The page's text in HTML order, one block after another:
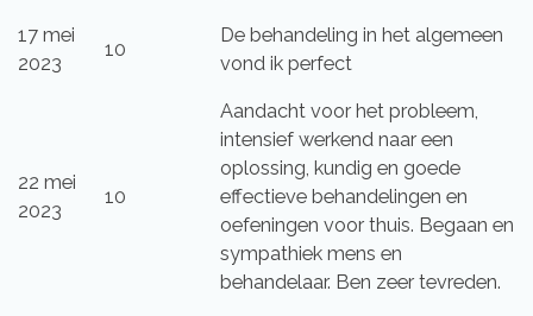
17 mei
2023
10
De behandeling in het algemeen
vond ik perfect
22 mei
2023
10
Aandacht voor het probleem,
intensief werkend naar een
oplossing, kundig en goede
effectieve behandelingen en
oefeningen voor thuis. Begaan en
sympathiek mens en
behandelaar. Ben zeer tevreden.